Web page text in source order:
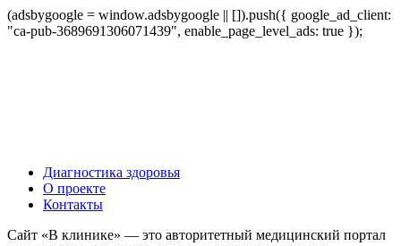
(adsbygoogle = window.adsbygoogle || []).push({ google_ad_client:
"ca-pub-3689691306071439", enable_page_level_ads: true });
Диагностика здоровья
О проекте
Контакты
Сайт «В клинике» — это авторитетный медицинский портал